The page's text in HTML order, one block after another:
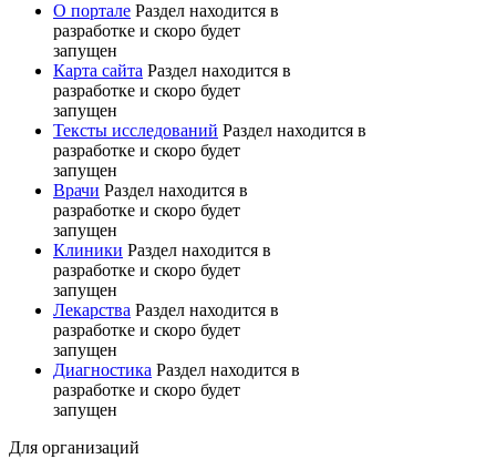
О портале Раздел находится в
разработке и скоро будет
запущен
Карта сайта Раздел находится в
разработке и скоро будет
запущен
Тексты исследований Раздел находится в
разработке и скоро будет
запущен
Врачи Раздел находится в
разработке и скоро будет
запущен
Клиники Раздел находится в
разработке и скоро будет
запущен
Лекарства Раздел находится в
разработке и скоро будет
запущен
Диагностика Раздел находится в
разработке и скоро будет
запущен
Для организаций